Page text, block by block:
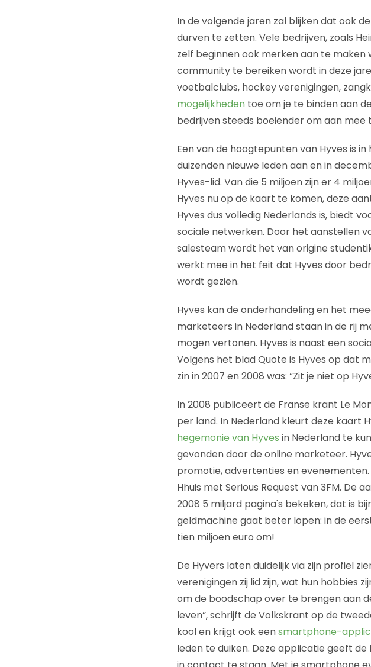
In de volgende jaren zal blijken dat ook
durven te zetten. Vele bedrijven, zoals
zelf beginnen ook merken aan te maken
community te bereiken wordt in deze
voetbalclubs, hockey verenigingen,
mogelijkheden toe om je te binden aan
bedrijven steeds boeiender om aan mee
Een van de hoogtepunten van Hyves is
duizenden nieuwe leden aan en in
Hyves-lid. Van die 5 miljoen zijn er 4
Hyves nu op de kaart te komen, deze
Hyves dus volledig Nederlands is, biedt
sociale netwerken. Door het aanstellen
salesteam wordt het van origine
werkt mee in het feit dat Hyves door
wordt gezien.
Hyves kan de onderhandeling en het
marketeers in Nederland staan in de rij
mogen vertonen. Hyves is naast een
Volgens het blad Quote is Hyves op dat
zin in 2007 en 2008 was: “Zit je niet op
In 2008 publiceert de Franse krant Le
per land. In Nederland kleurt deze kaart
hegemonie van Hyves in Nederland te
gevonden door de online marketeer.
promotie, advertenties en
Hhuis met Serious Request van 3FM. De
2008 5 miljard pagina's bekeken, dat is
geldmachine gaat beter lopen: in de
tien miljoen euro om!
De Hyvers laten duidelijk via zijn profiel
verenigingen zij lid zijn, wat hun hobbies
om de boodschap over te brengen aan
leven”, schrijft de Volkskrant op de
kool en krijgt ook eensmartphone-
leden te duiken. Deze applicatie geeft